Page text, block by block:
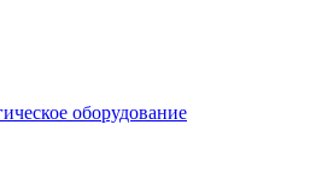
оборудование